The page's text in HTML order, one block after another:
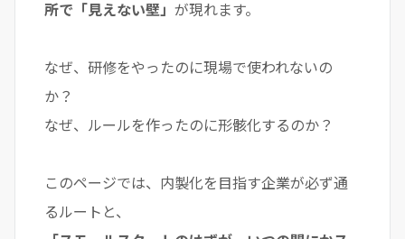
所で「見えない壁」 が現れます。
なぜ、研修をやったのに現場で使われないの
か？
なぜ、ルールを作ったのに形骸化するのか？
このページでは、内製化を目指す企業が必ず通
るルートと、